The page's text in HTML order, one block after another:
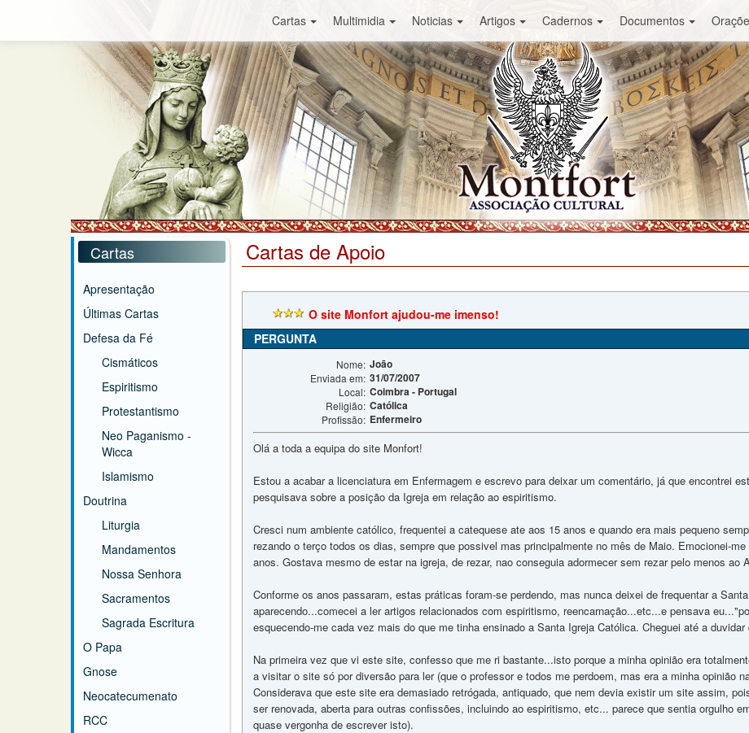
Cartas Multimidia Noticias Artigos Cadernos Documentos
Cartas
Apresentação
Últimas Cartas
Defesa da Fé
Cismáticos
Espiritismo
Protestantismo
Neo Paganismo -
Wicca
Islamismo
Doutrina
Liturgia
Mandamentos
Nossa Senhora
Sacramentos
Sagrada Escritura
O Papa
Gnose
Neocatecumenato
RCC
Cartas de Apoio
O site Monfort ajudou-me imenso!
PERGUNTA
Nome: João
Enviada em: 31/07/2007
Local: Coimbra - Portugal
Religião: Católica
Profissão: Enfermeiro
Olá a toda a equipa do site Monfort!
Estou a acabar a licenciatura em Enfermagem e escrevo para deixar um comentário, já que encontrei
pesquisava sobre a posição da Igreja em relação ao espiritismo.
Cresci num ambiente católico, frequentei a catequese ate aos 15 anos e quando era mais pequeno
rezando o terço todos os dias, sempre que possivel mas principalmente no mês de Maio. Emocionei-
anos. Gostava mesmo de estar na igreja, de rezar, nao conseguia adormecer sem rezar pelo menos ao
Conforme os anos passaram, estas práticas foram-se perdendo, mas nunca deixei de frequentar a
aparecendo...comecei a ler artigos relacionados com espiritismo, reencarnação...etc...e pensava
esquecendo-me cada vez mais do que me tinha ensinado a Santa Igreja Católica. Cheguei até a
Na primeira vez que vi este site, confesso que me ri bastante...isto porque a minha opinião era
a visitar o site só por diversão para ler (que o professor e todos me perdoem, mas era a minha opinião
Considerava que este site era demasiado retrógada, antiquado, que nem devia existir um site assim,
ser renovada, aberta para outras confissões, incluindo ao espiritismo, etc... parece que sentia orgulho
quase vergonha de escrever isto).